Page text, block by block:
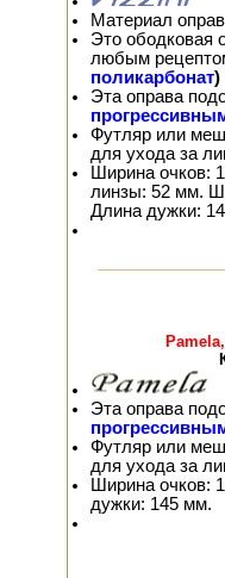
Материал
Это ободковая
любым
поликарбонат)
Эта оправа
Футляр или
для ухода за
Ширина очков:
линзы: 52 мм.
Длина дужки:
Эта оправа
Футляр или
для ухода за
Ширина очков:
дужки: 145 мм.